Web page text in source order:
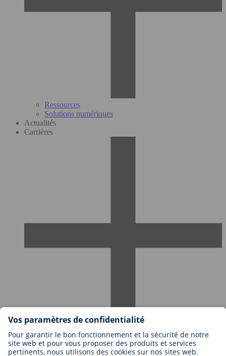
Ressources
Solutions numériques
Actualités
Carrières
Travailler chez BIOTRONIK
Niveaux de carrière